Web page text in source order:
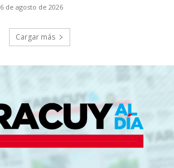
6 de agosto de 2026
Cargar más